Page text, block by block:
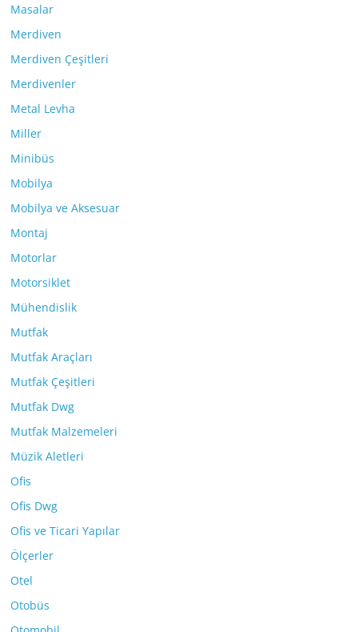
Masalar
Merdiven
Merdiven Çeşitleri
Merdivenler
Metal Levha
Miller
Minibüs
Mobilya
Mobilya ve Aksesuar
Montaj
Motorlar
Motorsiklet
Mühendislik
Mutfak
Mutfak Araçları
Mutfak Çeşitleri
Mutfak Dwg
Mutfak Malzemeleri
Müzik Aletleri
Ofis
Ofis Dwg
Ofis ve Ticari Yapılar
Ölçerler
Otel
Otobüs